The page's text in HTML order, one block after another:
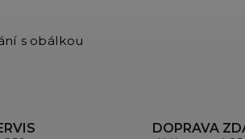
s obálkou
DOPRAVA